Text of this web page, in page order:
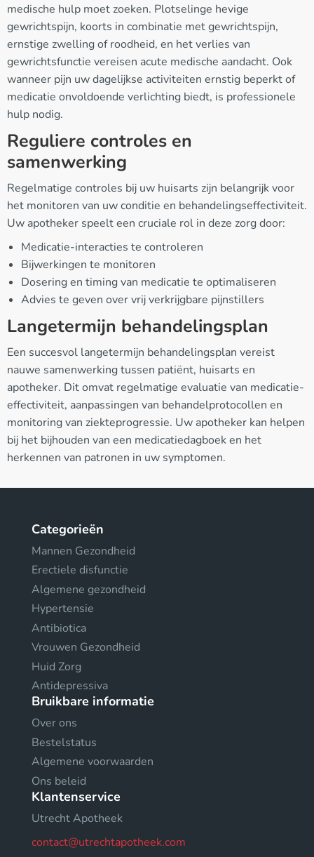
medische hulp moet zoeken. Plotselinge hevige
gewrichtspijn, koorts in combinatie met gewrichtspijn,
ernstige zwelling of roodheid, en het verlies van
gewrichtsfunctie vereisen acute medische aandacht. Ook
wanneer pijn uw dagelijkse activiteiten ernstig beperkt of
medicatie onvoldoende verlichting biedt, is professionele
hulp nodig.
Reguliere controles en
samenwerking
Regelmatige controles bij uw huisarts zijn belangrijk voor
het monitoren van uw conditie en behandelingseffectiviteit.
Uw apotheker speelt een cruciale rol in deze zorg door:
Medicatie-interacties te controleren
Bijwerkingen te monitoren
Dosering en timing van medicatie te optimaliseren
Advies te geven over vrij verkrijgbare pijnstillers
Langetermijn behandelingsplan
Een succesvol langetermijn behandelingsplan vereist
nauwe samenwerking tussen patiënt, huisarts en
apotheker. Dit omvat regelmatige evaluatie van medicatie-
effectiviteit, aanpassingen van behandelprotocollen en
monitoring van ziekteprogressie. Uw apotheker kan helpen
bij het bijhouden van een medicatiedagboek en het
herkennen van patronen in uw symptomen.
Categorieën
Mannen Gezondheid
Erectiele disfunctie
Algemene gezondheid
Hypertensie
Antibiotica
Vrouwen Gezondheid
Huid Zorg
Antidepressiva
Bruikbare informatie
Over ons
Bestelstatus
Algemene voorwaarden
Ons beleid
Klantenservice
Utrecht Apotheek
contact@utrechtapotheek.com